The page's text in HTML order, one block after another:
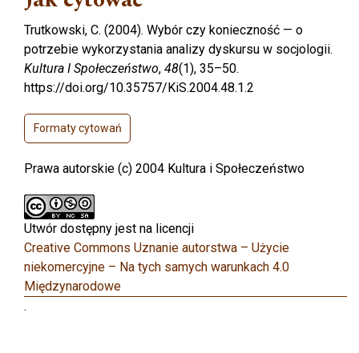
Trutkowski, C. (2004). Wybór czy konieczność — o
potrzebie wykorzystania analizy dyskursu w socjologii.
Kultura I Społeczeństwo, 48(1), 35–50.
https://doi.org/10.35757/KiS.2004.48.1.2
Formaty cytowań
Prawa autorskie (c) 2004 Kultura i Społeczeństwo
Utwór dostępny jest na licencji
Creative Commons Uznanie autorstwa – Użycie
niekomercyjne – Na tych samych warunkach 4.0
Międzynarodowe
.